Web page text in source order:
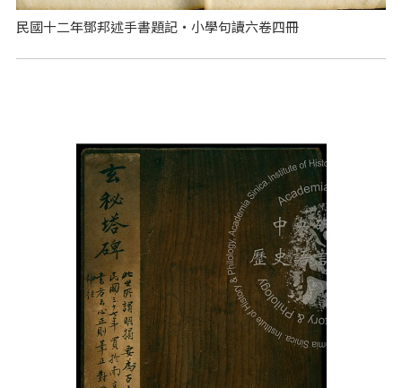
民國十二年鄧邦述手書題記‧小學句讀六卷四冊